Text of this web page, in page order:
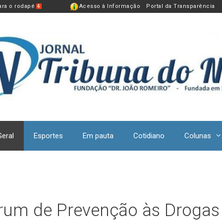
o rodapé 4 Acesso à Informação Portal da Transparência
Esportes Em pauta Cotidiano Colunas
de Prevenção às Drogas